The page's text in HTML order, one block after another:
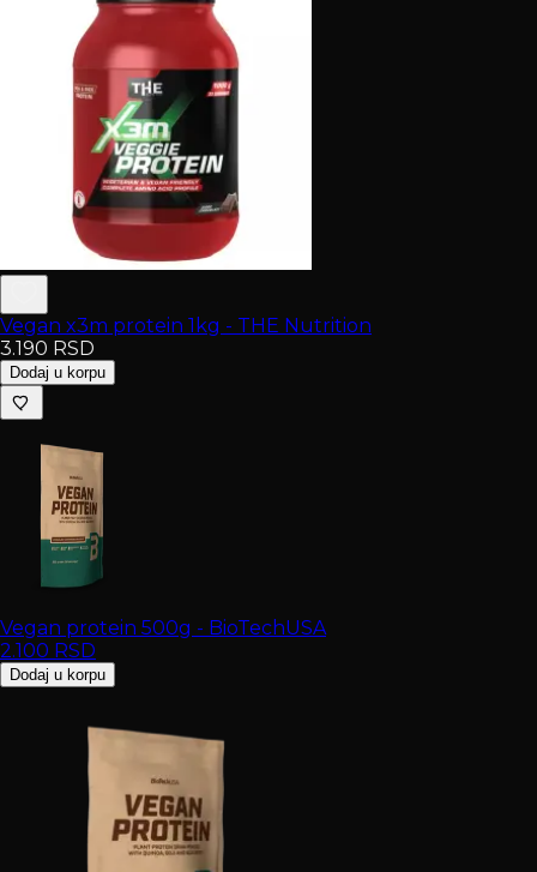
Vegan x3m protein 1kg - THE Nutrition
3.190 RSD
Dodaj u korpu
Vegan protein 500g - BioTechUSA
2.100 RSD
Dodaj u korpu